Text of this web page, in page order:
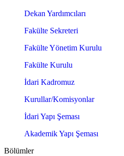
Dekan Yardımcıları
Fakülte Sekreteri
Fakülte Yönetim Kurulu
Fakülte Kurulu
İdari Kadromuz
Kurullar/Komisyonlar
İdari Yapı Şeması
Akademik Yapı Şeması
Bölümler